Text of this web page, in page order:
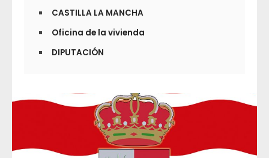
CASTILLA LA MANCHA
Oficina de la vivienda
DIPUTACIÓN